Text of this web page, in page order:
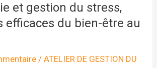
et gestion du stress,
efficaces du bien-être au
/ATELIER DE GESTION DU